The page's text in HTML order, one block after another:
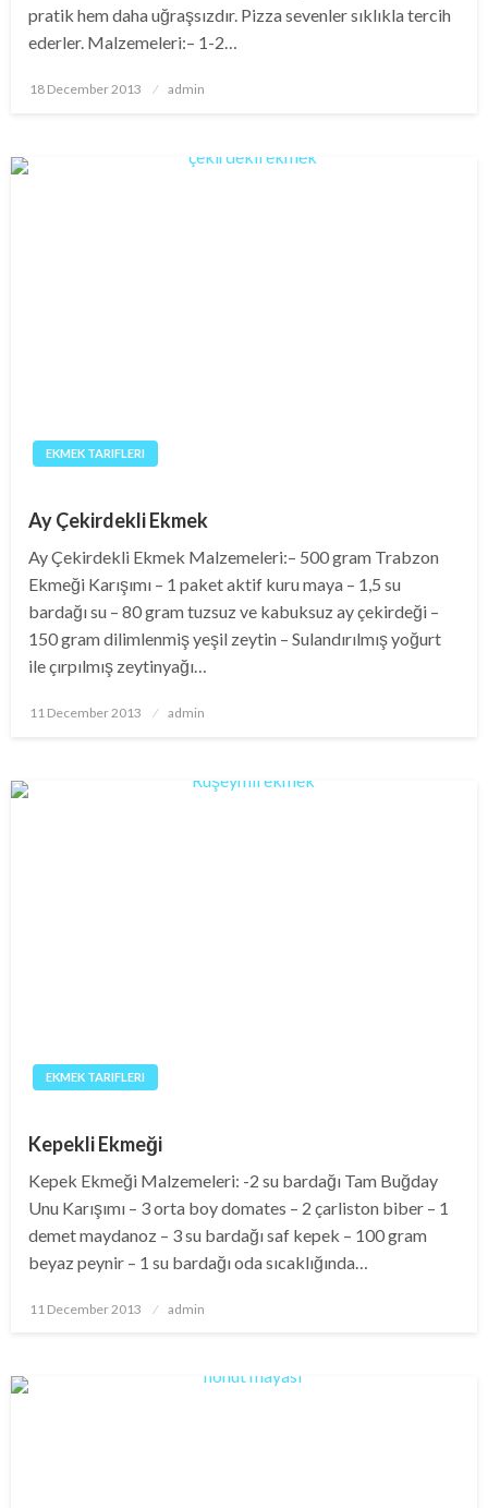
pratik hem daha uğraşsızdır. Pizza sevenler sıklıkla tercih
ederler. Malzemeleri:– 1-2…
Posted
18 December 2013 admin
EKMEK TARIFLERI
Ay Çekirdekli Ekmek
Ay Çekirdekli Ekmek Malzemeleri:– 500 gram Trabzon
Ekmeği Karışımı – 1 paket aktif kuru maya – 1,5 su
bardağı su – 80 gram tuzsuz ve kabuksuz ay çekirdeği –
150 gram dilimlenmiş yeşil zeytin – Sulandırılmış yoğurt
ile çırpılmış zeytinyağı…
Posted
11 December 2013 admin
EKMEK TARIFLERI
Kepekli Ekmeği
Kepek Ekmeği Malzemeleri: -2 su bardağı Tam Buğday
Unu Karışımı – 3 orta boy domates – 2 çarliston biber – 1
demet maydanoz – 3 su bardağı saf kepek – 100 gram
beyaz peynir – 1 su bardağı oda sıcaklığında…
Posted
11 December 2013 admin